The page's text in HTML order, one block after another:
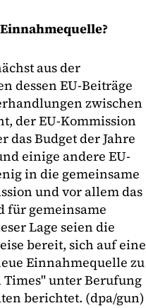
aus der
dessen EU-Beiträge
zwischen
der EU-Kommission
das Budget der Jahre
einige andere EU-
in die gemeinsame
und vor allem das
für gemeinsame
Lage seien die
bereit, sich auf eine
Einnahmequelle zu
unter Berufung
berichtet. (dpa/gun)